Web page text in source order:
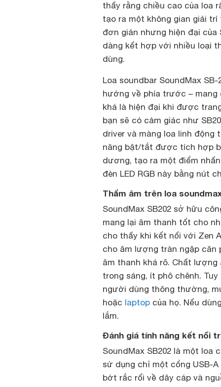
thấy rằng chiều cao của loa
tạo ra một không gian giải
đơn giản nhưng hiện đại của
dàng kết hợp với nhiều loại
dùng.
Loa soundbar SoundMax
hướng về phía trước – mang
khá là hiện đại khi được
bạn sẽ có cảm giác như
driver và màng loa linh động
năng bật/tắt được tích hợp
dương, tạo ra một điểm
đèn LED RGB này bằng nút
Thẩm âm trên loa
SoundMax SB202 sở hữu
mang lại âm thanh tốt cho
cho thấy khi kết nối với Zen
cho âm lượng tràn ngập căn
âm thanh khá rõ. Chất
trong sáng, ít phô chênh.
người dùng thông thường,
hoặc laptop của họ. Nếu
lắm.
Đánh giá tính năng kết nối
SoundMax SB202 là một
sử dụng chỉ một cổng USB-
bớt rắc rối về dây cáp và